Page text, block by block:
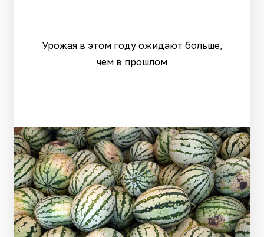
Урожая в этом году ожидают больше,
чем в прошлом